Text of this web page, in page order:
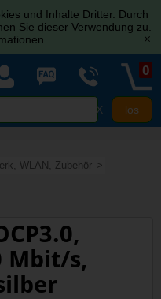
und Inhalte Dritter. Durch
Sie dieser Verwendung zu.
[x]
X
0
WLAN, Zubehör
Mbit/s,